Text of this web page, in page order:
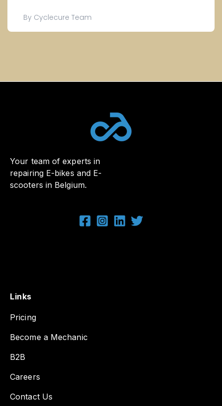
By Cyclecure Team
Your team of experts in
repairing E-bikes and E-
scooters in Belgium.
Links
Pricing
Become a Mechanic
B2B
Careers
Contact Us